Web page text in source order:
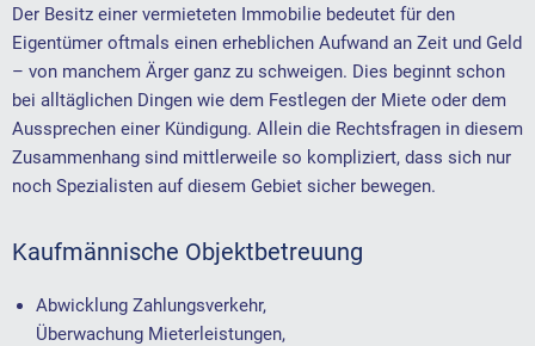
Der Besitz einer vermieteten Immobilie bedeutet für den
Eigentümer oftmals einen erheblichen Aufwand an Zeit und Geld
– von manchem Ärger ganz zu schweigen. Dies beginnt schon
bei alltäglichen Dingen wie dem Festlegen der Miete oder dem
Aussprechen einer Kündigung. Allein die Rechtsfragen in diesem
Zusammenhang sind mittlerweile so kompliziert, dass sich nur
noch Spezialisten auf diesem Gebiet sicher bewegen.
Kaufmännische Objektbetreuung
Abwicklung Zahlungsverkehr,
Überwachung Mieterleistungen,